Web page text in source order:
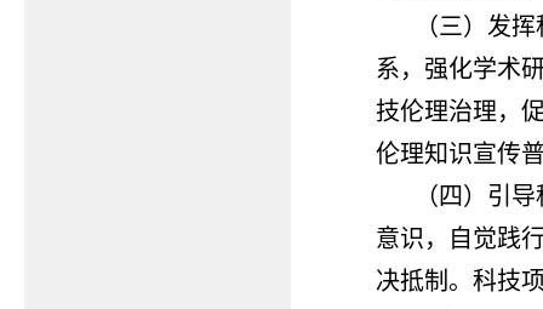
（三）发
系，强化学术
技伦理治理，
伦理知识宣传
（四）引
意识，自觉践
决抵制。科技